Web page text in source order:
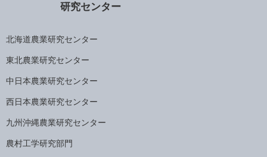
研究センター
北海道農業研究センター
東北農業研究センター
中日本農業研究センター
西日本農業研究センター
九州沖縄農業研究センター
農村工学研究部門